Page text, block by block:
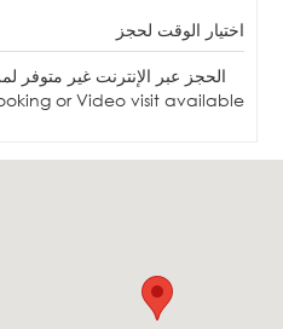
اختيار الوقت لحجز
الحجز عبر الإنترنت غير متوفر لمزود
or Video visit available.